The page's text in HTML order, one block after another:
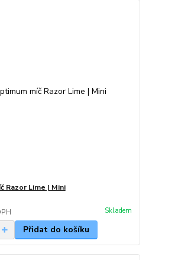
Razor Lime | Mini
Skladem
Přidat do košíku